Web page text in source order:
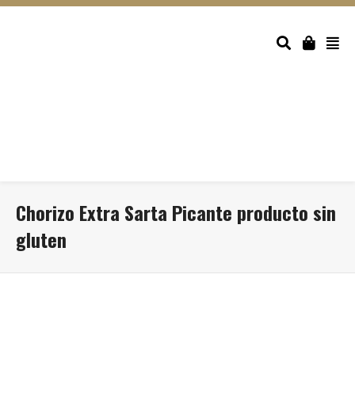
Chorizo Extra Sarta Picante producto sin
gluten